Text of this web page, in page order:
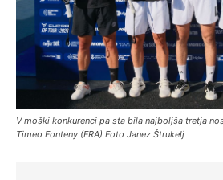
V moški konkurenci pa sta bila najboljša tretja
Timeo Fonteny (FRA) Foto Janez Štrukelj